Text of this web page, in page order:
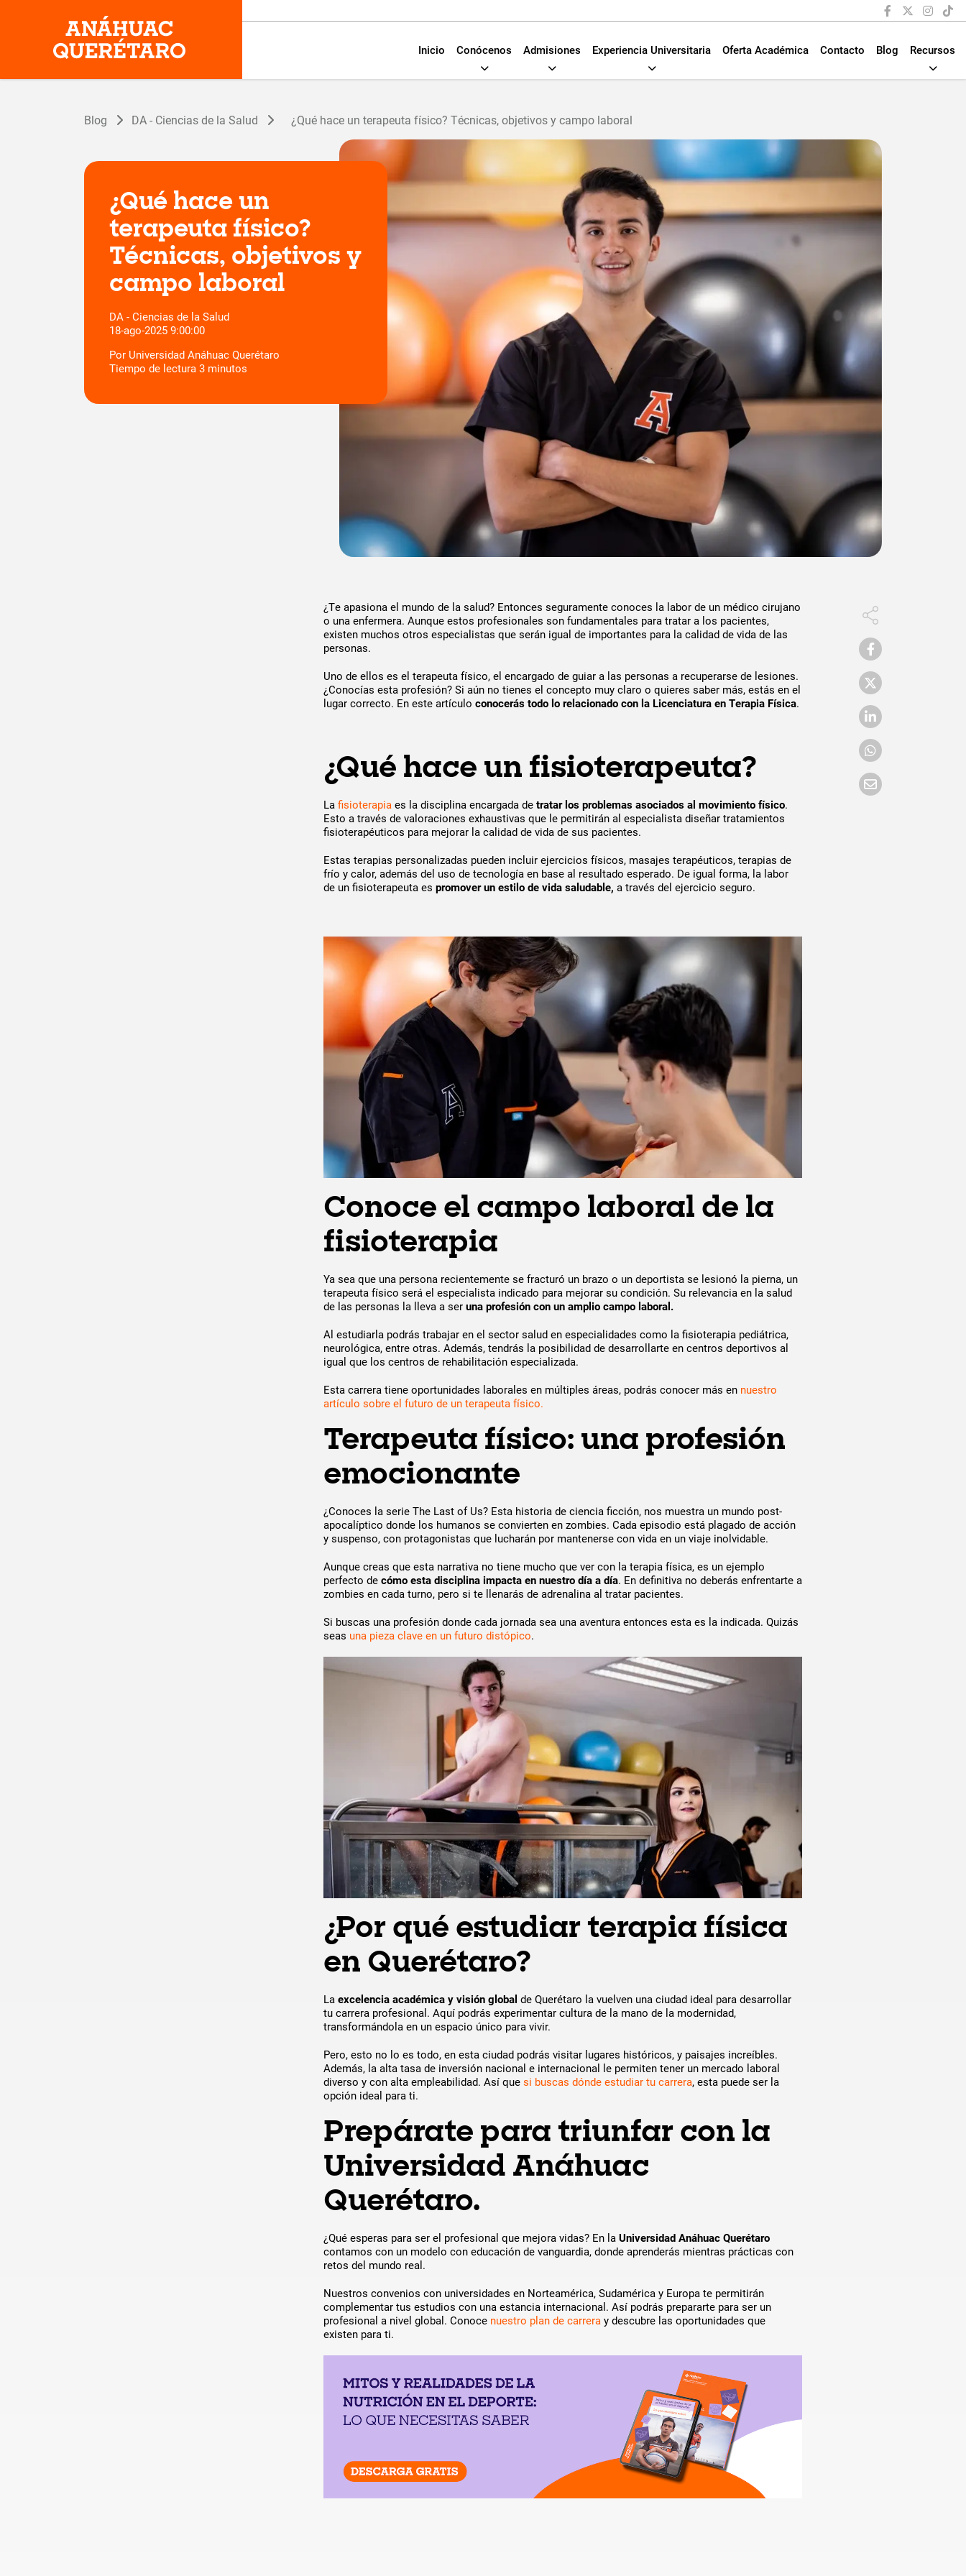
Inicio Conócenos Admisiones Experiencia Universitaria Oferta Académica Contacto Blog Recursos
Blog DA - Ciencias de la Salud ¿Qué hace un terapeuta físico? Técnicas, objetivos y campo laboral
¿Qué hace un
terapeuta físico?
Técnicas, objetivos y
campo laboral
DA - Ciencias de la Salud
18-ago-2025 9:00:00
Por Universidad Anáhuac Querétaro
Tiempo de lectura 3 minutos
¿Te apasiona el mundo de la salud? Entonces seguramente conoces la labor de un médico cirujano
o una enfermera. Aunque estos profesionales son fundamentales para tratar a los pacientes,
existen muchos otros especialistas que serán igual de importantes para la calidad de vida de las
personas.
Uno de ellos es el terapeuta físico, el encargado de guiar a las personas a recuperarse de lesiones.
¿Conocías esta profesión? Si aún no tienes el concepto muy claro o quieres saber más, estás en el
lugar correcto. En este artículo conocerás todo lo relacionado con la Licenciatura en Terapia Física.
¿Qué hace un fisioterapeuta?
La fisioterapia es la disciplina encargada de tratar los problemas asociados al movimiento físico.
Esto a través de valoraciones exhaustivas que le permitirán al especialista diseñar tratamientos
fisioterapéuticos para mejorar la calidad de vida de sus pacientes.
Estas terapias personalizadas pueden incluir ejercicios físicos, masajes terapéuticos, terapias de
frío y calor, además del uso de tecnología en base al resultado esperado. De igual forma, la labor
de un fisioterapeuta es promover un estilo de vida saludable, a través del ejercicio seguro.
Conoce el campo laboral de la
fisioterapia
Ya sea que una persona recientemente se fracturó un brazo o un deportista se lesionó la pierna, un
terapeuta físico será el especialista indicado para mejorar su condición. Su relevancia en la salud
de las personas la lleva a ser una profesión con un amplio campo laboral.
Al estudiarla podrás trabajar en el sector salud en especialidades como la fisioterapia pediátrica,
neurológica, entre otras. Además, tendrás la posibilidad de desarrollarte en centros deportivos al
igual que los centros de rehabilitación especializada.
Esta carrera tiene oportunidades laborales en múltiples áreas, podrás conocer más en nuestro
artículo sobre el futuro de un terapeuta físico.
Terapeuta físico: una profesión
emocionante
¿Conoces la serie The Last of Us? Esta historia de ciencia ficción, nos muestra un mundo post-
apocalíptico donde los humanos se convierten en zombies. Cada episodio está plagado de acción
y suspenso, con protagonistas que lucharán por mantenerse con vida en un viaje inolvidable.
Aunque creas que esta narrativa no tiene mucho que ver con la terapia física, es un ejemplo
perfecto de cómo esta disciplina impacta en nuestro día a día. En definitiva no deberás enfrentarte a
zombies en cada turno, pero si te llenarás de adrenalina al tratar pacientes.
Si buscas una profesión donde cada jornada sea una aventura entonces esta es la indicada. Quizás
seas una pieza clave en un futuro distópico.
¿Por qué estudiar terapia física
en Querétaro?
La excelencia académica y visión global de Querétaro la vuelven una ciudad ideal para desarrollar
tu carrera profesional. Aquí podrás experimentar cultura de la mano de la modernidad,
transformándola en un espacio único para vivir.
Pero, esto no lo es todo, en esta ciudad podrás visitar lugares históricos, y paisajes increíbles.
Además, la alta tasa de inversión nacional e internacional le permiten tener un mercado laboral
diverso y con alta empleabilidad. Así que si buscas dónde estudiar tu carrera, esta puede ser la
opción ideal para ti.
Prepárate para triunfar con la
Universidad Anáhuac
Querétaro.
¿Qué esperas para ser el profesional que mejora vidas? En la Universidad Anáhuac Querétaro
contamos con un modelo con educación de vanguardia, donde aprenderás mientras prácticas con
retos del mundo real.
Nuestros convenios con universidades en Norteamérica, Sudamérica y Europa te permitirán
complementar tus estudios con una estancia internacional. Así podrás prepararte para ser un
profesional a nivel global. Conoce nuestro plan de carrera y descubre las oportunidades que
existen para ti.